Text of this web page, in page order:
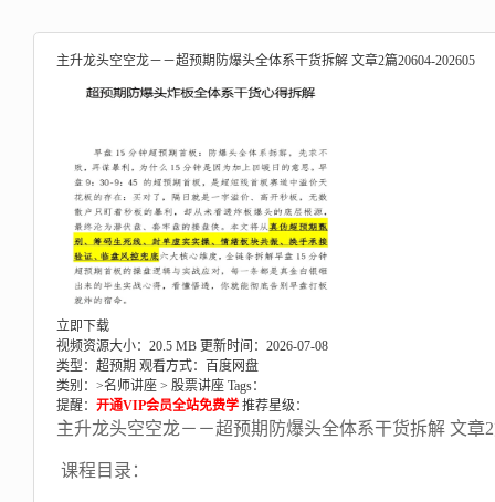
主升龙头空空龙－－超预期防爆头全体系干货拆解 文章2篇20604-202605
立即下载
视频资源大小：20.5 MB 更新时间：2026-07-08
类型：超预期 观看方式：百度网盘
类别：>名师讲座 > 股票讲座 Tags：
提醒： 开通VIP会员全站免费学 推荐星级：
主升龙头空空龙－－超预期防爆头全体系干货拆解 文章
课程目录：